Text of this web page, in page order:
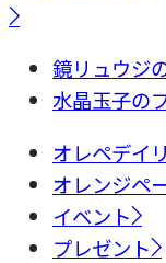
鏡リュウジ
水晶玉子の
オレペデイ
オレンジペ
イベント
プレゼント